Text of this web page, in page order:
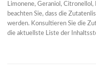
Limonene, Geraniol,
beachten Sie, dass die
werden. Konsultieren Sie die
die aktuellste Liste der